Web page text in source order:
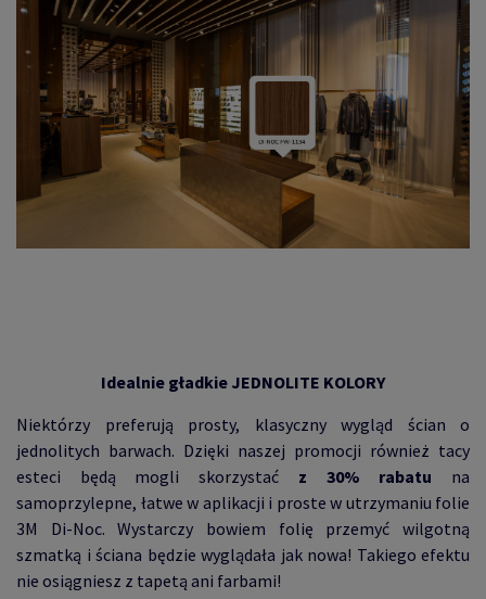
Idealnie gładkie JEDNOLITE KOLORY
Niektórzy preferują prosty, klasyczny wygląd ścian o
jednolitych barwach. Dzięki naszej promocji również tacy
esteci będą mogli skorzystać z 30% rabatu na
samoprzylepne, łatwe w aplikacji i proste w utrzymaniu folie
3M Di-Noc. Wystarczy bowiem folię przemyć wilgotną
szmatką i ściana będzie wyglądała jak nowa! Takiego efektu
nie osiągniesz z tapetą ani farbami!